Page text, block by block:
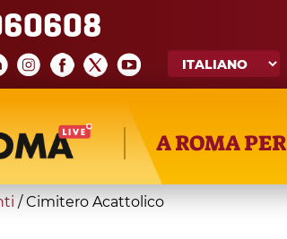
A ROMA PER
/Cimitero Acattolico